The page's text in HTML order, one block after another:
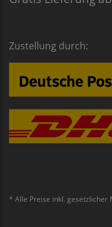
Zustellung durch:
* Alle Preise inkl. gesetzlicher